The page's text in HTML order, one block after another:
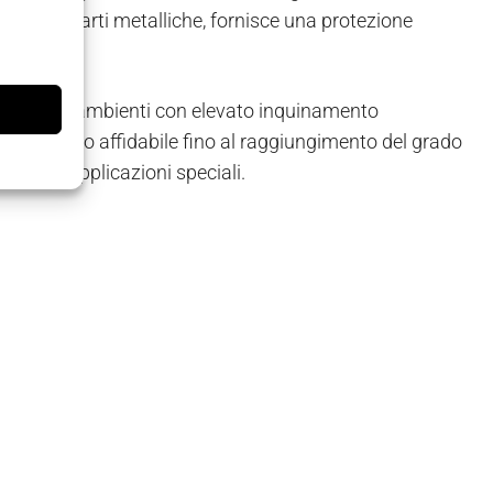
le parti metalliche, fornisce una protezione
in ambienti con elevato inquinamento
in modo affidabile fino al raggiungimento del grado
o in applicazioni speciali.